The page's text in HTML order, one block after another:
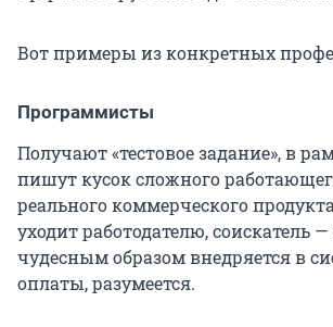
Вот примеры из конкретных
Программисты
Получают «тестовое задание», в
пишут кусок сложного
реального коммерческого
уходит работодателю, соискатель
чудесным образом внедряется в
оплаты, разумеется.